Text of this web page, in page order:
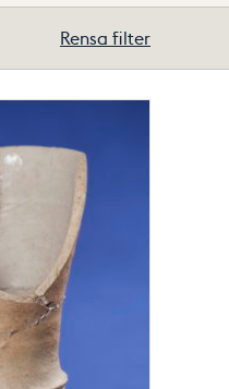
Rensa filter